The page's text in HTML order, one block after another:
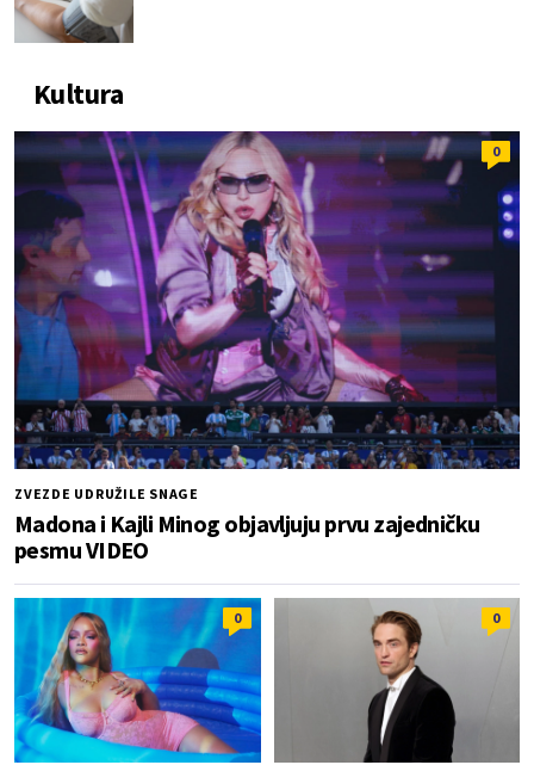
Kultura
0
ZVEZDE UDRUŽILE SNAGE
Madona i Kajli Minog objavljuju prvu zajedničku
pesmu VIDEO
0 0